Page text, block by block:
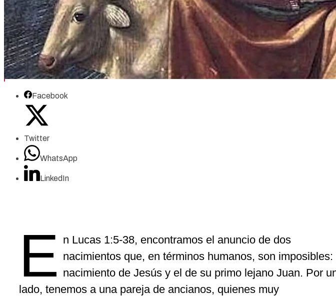
Facebook
Twitter
WhatsApp
LinkedIn
E n Lucas 1:5-38, encontramos el anuncio de dos
nacimientos que, en términos humanos, son imposibles:
nacimiento de Jesús y el de su primo lejano Juan. Por
lado, tenemos a una pareja de ancianos, quienes muy